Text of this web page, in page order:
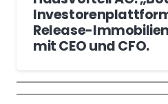
Release-
mit CEO und CFO.